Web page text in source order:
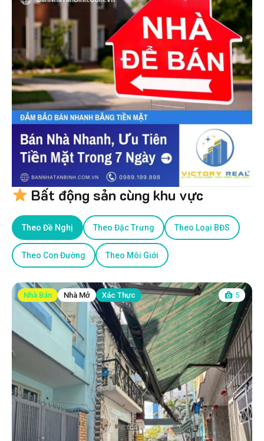
Bất động sản cùng khu vực
Theo Đề Nghị Theo Đặc Trưng Theo Loại BĐS
Theo Con Đường Theo Môi Giới
Nhà Bán Nhà Mở Xác Thực 5